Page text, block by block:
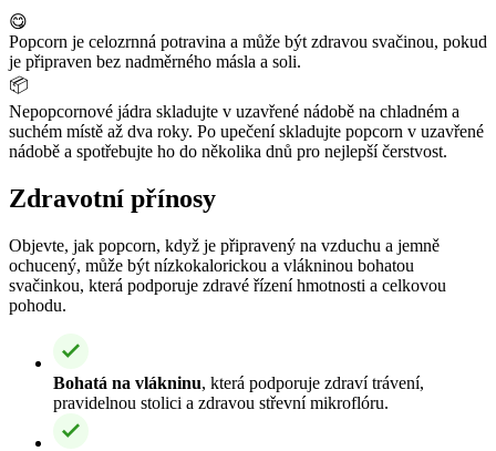
😋
Popcorn je celozrnná potravina a může být zdravou svačinou, pokud
je připraven bez nadměrného másla a soli.
📦
Nepopcornové jádra skladujte v uzavřené nádobě na chladném a
suchém místě až dva roky. Po upečení skladujte popcorn v uzavřené
nádobě a spotřebujte ho do několika dnů pro nejlepší čerstvost.
Zdravotní přínosy
Objevte, jak popcorn, když je připravený na vzduchu a jemně
ochucený, může být nízkokalorickou a vlákninou bohatou
svačinkou, která podporuje zdravé řízení hmotnosti a celkovou
pohodu.
Bohatá na vlákninu, která podporuje zdraví trávení,
pravidelnou stolici a zdravou střevní mikroflóru.